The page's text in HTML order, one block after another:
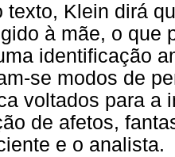
texto, Klein dirá
à mãe, o que
identificação
se modos de
voltados para a
de afetos,
e o analista.